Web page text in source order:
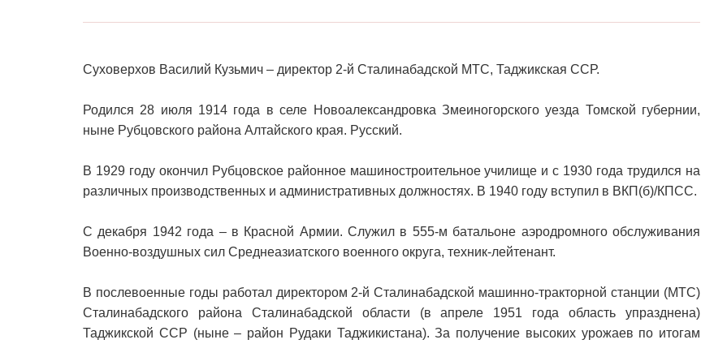
Суховерхов Василий Кузьмич – директор 2-й Сталинабадской МТС, Таджикская ССР.
Родился 28 июля 1914 года в селе Новоалександровка Змеиногорского уезда Томской губернии,
ныне Рубцовского района Алтайского края. Русский.
В 1929 году окончил Рубцовское районное машиностроительное училище и с 1930 года трудился на
различных производственных и административных должностях. В 1940 году вступил в ВКП(б)/КПСС.
С декабря 1942 года – в Красной Армии. Служил в 555-м батальоне аэродромного обслуживания
Военно-воздушных сил Среднеазиатского военного округа, техник-лейтенант.
В послевоенные годы работал директором 2-й Сталинабадской машинно-тракторной станции (МТС)
Сталинабадского района Сталинабадской области (в апреле 1951 года область упразднена)
Таджикской ССР (ныне – район Рудаки Таджикистана). За получение высоких урожаев по итогам